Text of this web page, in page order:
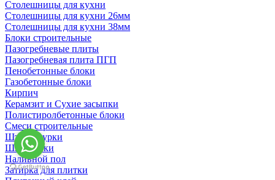
Столешницы для кухни
Столешницы для кухни 26мм
Столешницы для кухни 38мм
Блоки строительные
Пазогребневые плиты
Пазогребневая плита ПГП
Пенобетонные блоки
Газобетонные блоки
Кирпич
Керамзит и Сухие засыпки
Полистиролбетонные блоки
Смеси строительные
Штукартурки
Шпаклевки
Наливной пол
Затирка для плитки